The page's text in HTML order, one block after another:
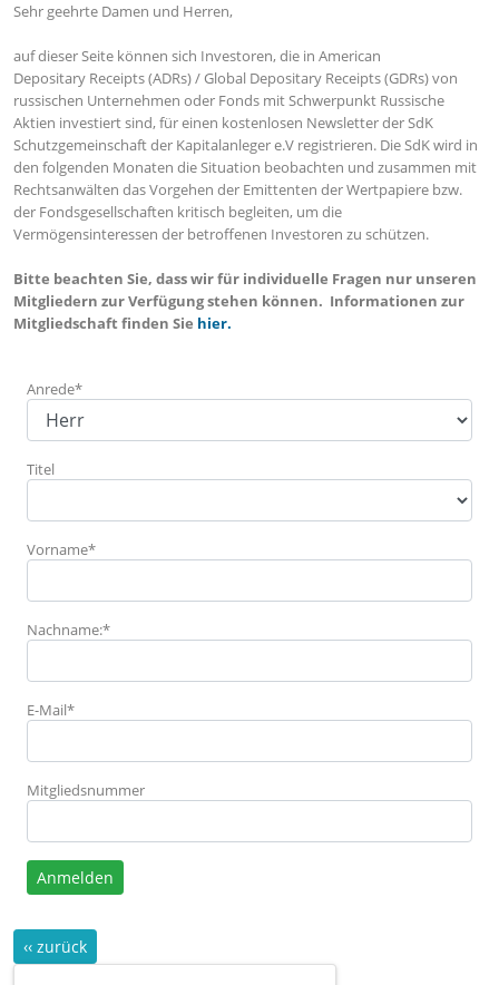
Sehr geehrte Damen und Herren,
auf dieser Seite können sich Investoren, die in American
Depositary Receipts (ADRs) /Global Depositary Receipts (GDRs) von
russischen Unternehmen oder Fonds mit Schwerpunkt Russische
Aktien investiert sind, für einen kostenlosen Newsletter der SdK
Schutzgemeinschaft der Kapitalanleger e.V registrieren. Die SdK wird in
den folgenden Monaten die Situation beobachten und zusammen mit
Rechtsanwälten das Vorgehen der Emittenten der Wertpapiere bzw.
der Fondsgesellschaften kritisch begleiten, um die
Vermögensinteressen der betroffenen Investoren zu schützen.
Bitte beachten Sie, dass wir für individuelle Fragen nur unseren
Mitgliedern zur Verfügung stehen können. Informationen zur
Mitgliedschaft finden Sie hier.
Anrede*
Titel
Vorname*
Nachname:*
E-Mail*
Mitgliedsnummer
Anmelden
‹‹ zurück